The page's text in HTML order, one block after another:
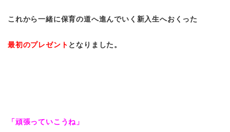
これから一緒に保育の道へ進んでいく新入生へおくった
最初のプレゼント となりました。
「頑張っていこうね」